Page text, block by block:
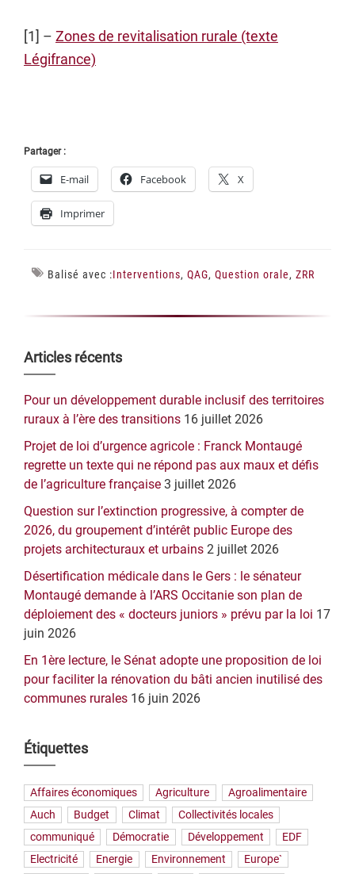
[1] – Zones de revitalisation rurale (texte
Légifrance)
Partager :
E-mail Facebook X
Imprimer
Balisé avec :Interventions, QAG, Question orale, ZRR
Barre
latérale
principale
Articles récents
Pour un développement durable inclusif des territoires
ruraux à l’ère des transitions 16 juillet 2026
Projet de loi d’urgence agricole : Franck Montaugé
regrette un texte qui ne répond pas aux maux et défis
de l’agriculture française 3 juillet 2026
Question sur l’extinction progressive, à compter de
2026, du groupement d’intérêt public Europe des
projets architecturaux et urbains 2 juillet 2026
Désertification médicale dans le Gers : le sénateur
Montaugé demande à l’ARS Occitanie son plan de
déploiement des « docteurs juniors » prévu par la loi 17
juin 2026
En 1ère lecture, le Sénat adopte une proposition de loi
pour faciliter la rénovation du bâti ancien inutilisé des
communes rurales 16 juin 2026
Étiquettes
Affaires économiques Agriculture
Agroalimentaire
Auch
Budget Climat
Collectivités locales
communiqué
Démocratie Développement
EDF
Electricité
Energie Environnement
Europe`